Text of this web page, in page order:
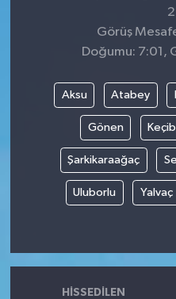
Görüş
Doğumu: 7:01,
Aksu Atabey
Gönen
Şarkikaraağaç
Uluborlu Yalvaç
HISSEDILEN